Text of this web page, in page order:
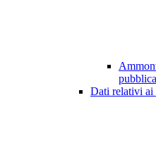
Dati relativi ai